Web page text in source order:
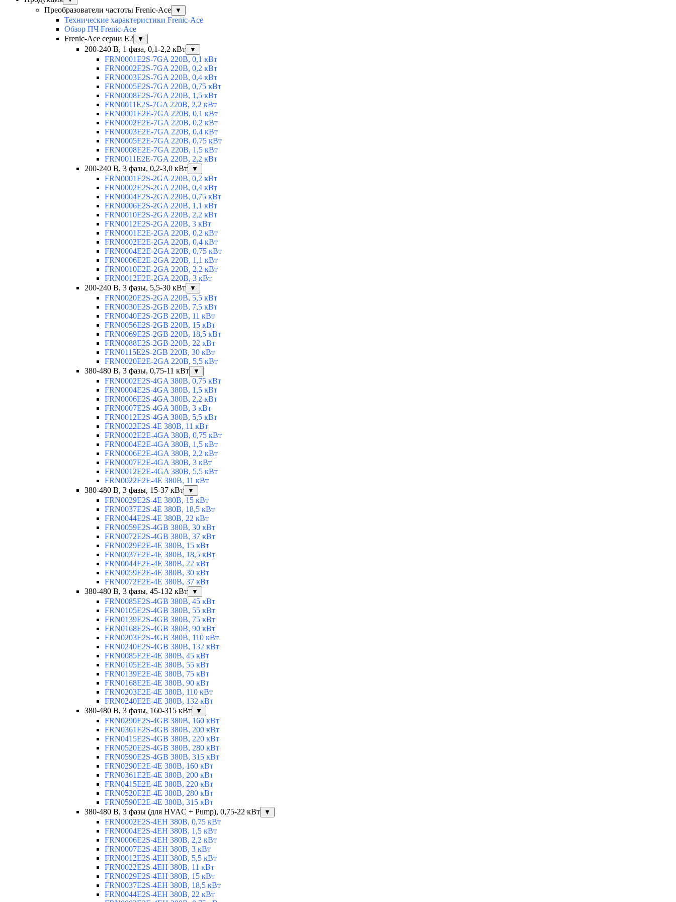
Преобразователи частоты Frenic-Ace ▼
Технические характеристики Frenic-Ace
Обзор ПЧ Frenic-Ace
Frenic-Ace серии E2
▼
200-240 В, 1 фаза, 0,1-2,2 кВт ▼
FRN0001E2S-7GA 220В, 0,1 кВт
FRN0002E2S-7GA 220В, 0,2 кВт
FRN0003E2S-7GA 220В, 0,4 кВт
FRN0005E2S-7GA 220В, 0,75 кВт
FRN0008E2S-7GA 220В, 1,5 кВт
FRN0011E2S-7GA 220В, 2,2 кВт
FRN0001E2E-7GA 220В, 0,1 кВт
FRN0002E2E-7GA 220В, 0,2 кВт
FRN0003E2E-7GA 220В, 0,4 кВт
FRN0005E2E-7GA 220В, 0,75 кВт
FRN0008E2E-7GA 220В, 1,5 кВт
FRN0011E2E-7GA 220В, 2,2 кВт
200-240 В, 3 фазы, 0,2-3,0 кВт
▼
FRN0001E2S-2GA 220В, 0,2 кВт
FRN0002E2S-2GA 220В, 0,4 кВт
FRN0004E2S-2GA 220В, 0,75 кВт
FRN0006E2S-2GA 220В, 1,1 кВт
FRN0010E2S-2GA 220В, 2,2 кВт
FRN0012E2S-2GA 220В, 3 кВт
FRN0001E2E-2GA 220В, 0,2 кВт
FRN0002E2E-2GA 220В, 0,4 кВт
FRN0004E2E-2GA 220В, 0,75 кВт
FRN0006E2E-2GA 220В, 1,1 кВт
FRN0010E2E-2GA 220В, 2,2 кВт
FRN0012E2E-2GA 220В, 3 кВт
200-240 В, 3 фазы, 5,5-30 кВт
▼
FRN0020E2S-2GA 220В, 5,5 кВт
FRN0030E2S-2GB 220В, 7,5 кВт
FRN0040E2S-2GB 220В, 11 кВт
FRN0056E2S-2GB 220В, 15 кВт
FRN0069E2S-2GB 220В, 18,5 кВт
FRN0088E2S-2GB 220В, 22 кВт
FRN0115E2S-2GB 220В, 30 кВт
FRN0020E2E-2GA 220В, 5,5 кВт
380-480 В, 3 фазы, 0,75-11 кВт
▼
FRN0002E2S-4GA 380В, 0,75 кВт
FRN0004E2S-4GA 380В, 1,5 кВт
FRN0006E2S-4GA 380В, 2,2 кВт
FRN0007E2S-4GA 380В, 3 кВт
FRN0012E2S-4GA 380В, 5,5 кВт
FRN0022E2S-4E 380В, 11 кВт
FRN0002E2E-4GA 380В, 0,75 кВт
FRN0004E2E-4GA 380В, 1,5 кВт
FRN0006E2E-4GA 380В, 2,2 кВт
FRN0007E2E-4GA 380В, 3 кВт
FRN0012E2E-4GA 380В, 5,5 кВт
FRN0022E2E-4E 380В, 11 кВт
380-480 В, 3 фазы, 15-37 кВт
▼
FRN0029E2S-4E 380В, 15 кВт
FRN0037E2S-4E 380В, 18,5 кВт
FRN0044E2S-4E 380В, 22 кВт
FRN0059E2S-4GB 380В, 30 кВт
FRN0072E2S-4GB 380В, 37 кВт
FRN0029E2E-4E 380В, 15 кВт
FRN0037E2E-4E 380В, 18,5 кВт
FRN0044E2E-4E 380В, 22 кВт
FRN0059E2E-4E 380В, 30 кВт
FRN0072E2E-4E 380В, 37 кВт
380-480 В, 3 фазы, 45-132 кВт
▼
FRN0085E2S-4GB 380В, 45 кВт
FRN0105E2S-4GB 380В, 55 кВт
FRN0139E2S-4GB 380В, 75 кВт
FRN0168E2S-4GB 380В, 90 кВт
FRN0203E2S-4GB 380В, 110 кВт
FRN0240E2S-4GB 380В, 132 кВт
FRN0085E2E-4E 380В, 45 кВт
FRN0105E2E-4E 380В, 55 кВт
FRN0139E2E-4E 380В, 75 кВт
FRN0168E2E-4E 380В, 90 кВт
FRN0203E2E-4E 380В, 110 кВт
FRN0240E2E-4E 380В, 132 кВт
380-480 В, 3 фазы, 160-315 кВт
▼
FRN0290E2S-4GB 380В, 160 кВт
FRN0361E2S-4GB 380В, 200 кВт
FRN0415E2S-4GB 380В, 220 кВт
FRN0520E2S-4GB 380В, 280 кВт
FRN0590E2S-4GB 380В, 315 кВт
FRN0290E2E-4E 380В, 160 кВт
FRN0361E2E-4E 380В, 200 кВт
FRN0415E2E-4E 380В, 220 кВт
FRN0520E2E-4E 380В, 280 кВт
FRN0590E2E-4E 380В, 315 кВт
380-480 В, 3 фазы (для HVAC + Pump), 0,75-22 кВт
▼
FRN0002E2S-4EH 380В, 0,75 кВт
FRN0004E2S-4EH 380В, 1,5 кВт
FRN0006E2S-4EH 380В, 2,2 кВт
FRN0007E2S-4EH 380В, 3 кВт
FRN0012E2S-4EH 380В, 5,5 кВт
FRN0022E2S-4EH 380В, 11 кВт
FRN0029E2S-4EH 380В, 15 кВт
FRN0037E2S-4EH 380В, 18,5 кВт
FRN0044E2S-4EH 380В, 22 кВт